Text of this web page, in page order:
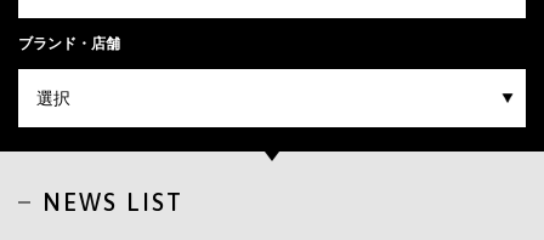
ブランド・店舗
NEWS LIST